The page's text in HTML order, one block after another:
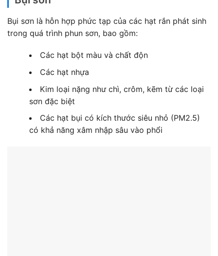
Bụi sơn là hỗn hợp phức tạp của các hạt rắn phát sinh
trong quá trình phun sơn, bao gồm:
Các hạt bột màu và chất độn
Các hạt nhựa
Kim loại nặng như chì, crôm, kẽm từ các loại
sơn đặc biệt
Các hạt bụi có kích thước siêu nhỏ (PM2.5)
có khả năng xâm nhập sâu vào phổi